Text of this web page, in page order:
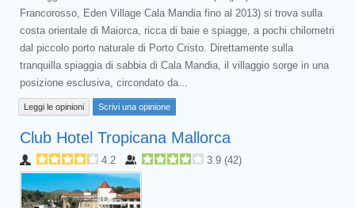
Francorosso, Eden Village Cala Mandia fino al 2013) si trova sulla
costa orientale di Maiorca, ricca di baie e spiagge, a pochi chilometri
dal piccolo porto naturale di Porto Cristo. Direttamente sulla
tranquilla spiaggia di sabbia di Cala Mandia, il villaggio sorge in una
posizione esclusiva, circondato da...
Leggi le opinioni Scrivi una opinione
Club Hotel Tropicana Mallorca
4.2 3.9 (42)